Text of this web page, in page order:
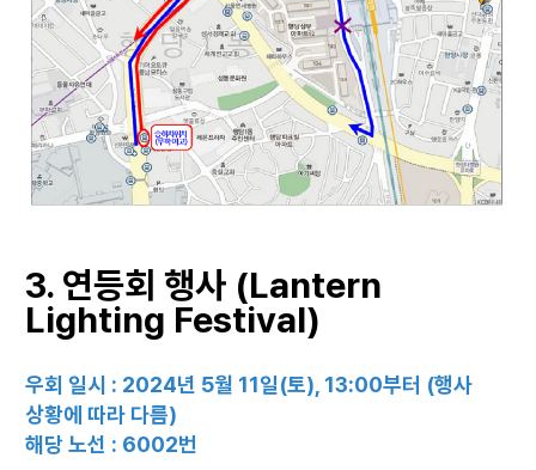
3. 연등회 행사 (Lantern
Lighting Festival)
우회 일시 : 2024년 5월 11일(토), 13:00부터 (행사
상황에 따라 다름)
해당 노선 : 6002번